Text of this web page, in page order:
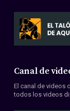
Canal de
El canal de videos
todos los videos